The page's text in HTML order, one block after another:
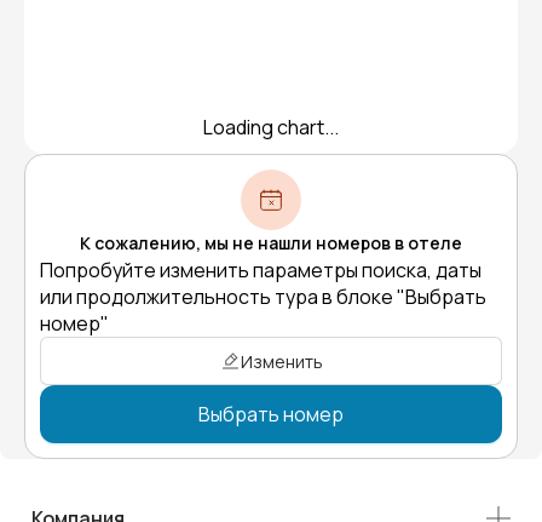
Loading chart...
К сожалению, мы не нашли номеров в отеле
Попробуйте изменить параметры поиска, даты
или продолжительность тура в блоке "Выбрать
номер"
Изменить
Выбрать номер